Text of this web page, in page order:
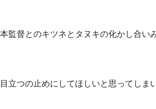
監督とのキツネとタヌキの化かし合い
立つの止めにしてほしいと思ってしま